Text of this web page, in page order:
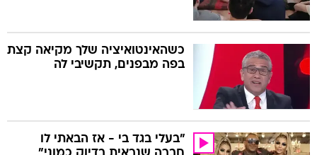
כשהאינטואיציה שלך מקיאה קצת
בפה מבפנים, תקשיבי לה
"בעלי בגד בי - אז הבאתי לו